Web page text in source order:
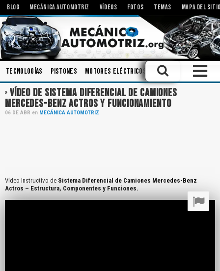
BLOG MECÁNICA AUTOMOTRIZ VÍDEOS FOTOS TEMAS MAPA DEL
Tecnologías Pistones Motores Eléctricos Amortiguadores
VÍDEO DE SISTEMA DIFERENCIAL DE CAMIONES
MERCEDES-BENZ ACTROS Y FUNCIONAMIENTO
06 DE ABR en MECÁNICA AUTOMOTRIZ
Vídeo Instructivo de Sistema Diferencial de Camiones Mercedes-Benz
Actros – Estructura, Componentes y Funciones.